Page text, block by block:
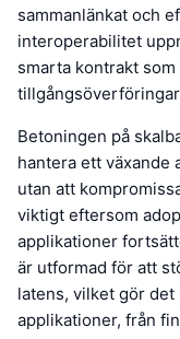
sammanlänkat och
interoperabilitet
smarta kontrakt
Betoningen på
hantera ett växande
utan att
viktigt eftersom
applikationer
är utformad för att
latens, vilket gör
applikationer, från